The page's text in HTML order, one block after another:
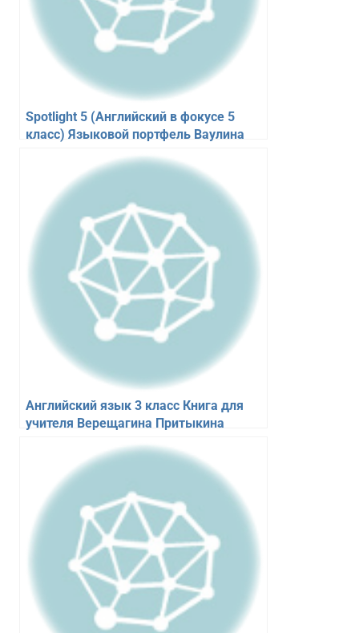
Spotlight 5 (Английский в фокусе 5
класс) Языковой портфель Ваулина
Английский язык 3 класс Книга для
учителя Верещагина Притыкина